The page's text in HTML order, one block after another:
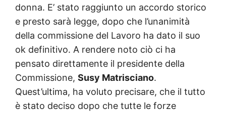
donna. E’ stato raggiunto un accordo storico
e presto sarà legge, dopo che l’unanimità
della commissione del Lavoro ha dato il suo
ok definitivo. A rendere noto ciò ci ha
pensato direttamente il presidente della
Commissione, Susy Matrisciano.
Quest’ultima, ha voluto precisare, che il tutto
è stato deciso dopo che tutte le forze